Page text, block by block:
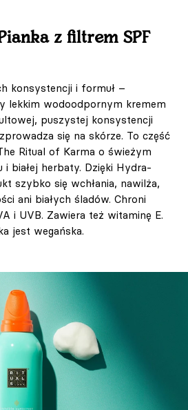
z filtrem SPF
konsystencji i formuł –
lekkim wodoodpornym kremem
puszystej konsystencji
się na skórze. To część
Ritual of Karma o świeżym
i białej herbaty. Dzięki Hydra-
szybko się wchłania, nawilża,
ani białych śladów. Chroni
i UVB. Zawiera też witaminę E.
jest wegańska.